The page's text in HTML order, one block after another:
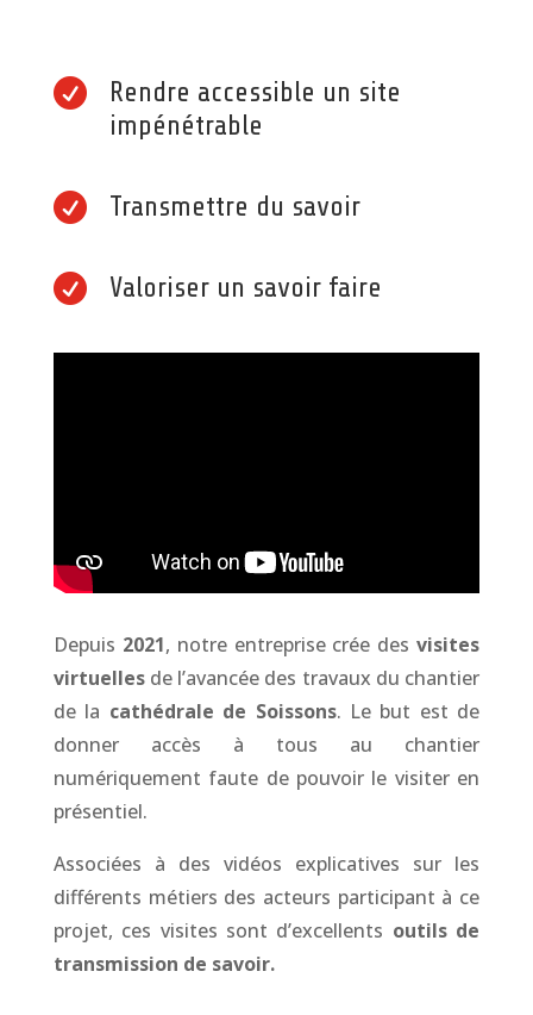

Rendre accessible un site
impénétrable
 Transmettre du savoir
 Valoriser un savoir faire
Depuis 2021, notre entreprise crée desvisites
virtuellesde l’avancée des travaux du chantier
de la cathédrale de Soissons. Le but est de
donner accès à tous au chantier
numériquement faute de pouvoir le visiter en
présentiel.
Associées à des vidéos explicatives sur les
différents métiers des acteurs participant à ce
projet, ces visites sont d’excellents outils de
transmission de savoir.